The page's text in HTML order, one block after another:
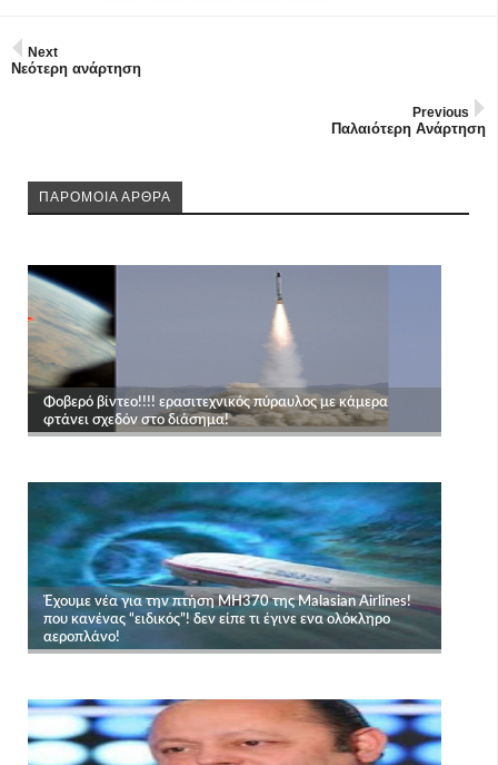
Next
Νεότερη ανάρτηση
Previous
Παλαιότερη Ανάρτηση
ΠΑΡΟΜΟΙΑ ΑΡΘΡΑ